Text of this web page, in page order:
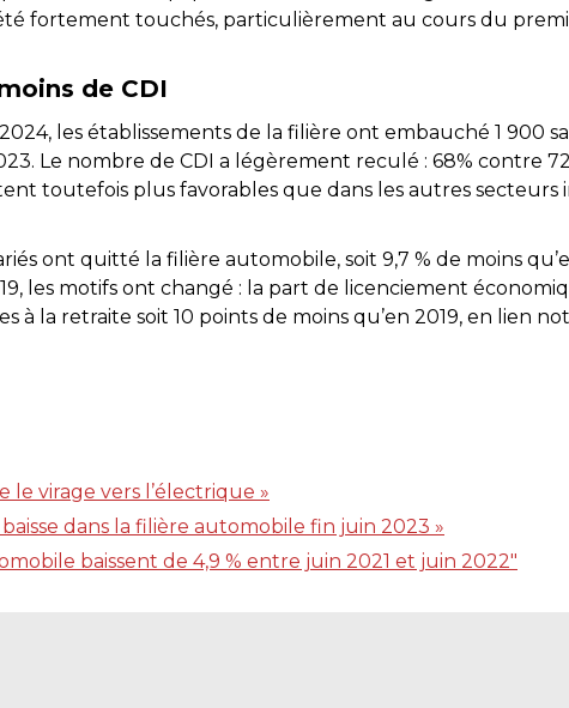
fortement touchés, particulièrement au cours du
de CDI
les établissements de la filière ont embauché 1 900
Le nombre de CDI a légèrement reculé : 68% contre
toutefois plus favorables que dans les autres secteurs
ont quitté la filière automobile, soit 9,7 % de moins
les motifs ont changé : la part de licenciement
à la retraite soit 10 points de moins qu’en 2019, en lien
le virage vers l’électrique »
dans la filière automobile fin juin 2023 »
baissent de 4,9 % entre juin 2021 et juin 2022″